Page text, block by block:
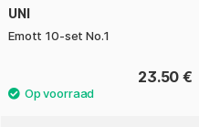
UNI
Emott 10-set No.1
23.50 €